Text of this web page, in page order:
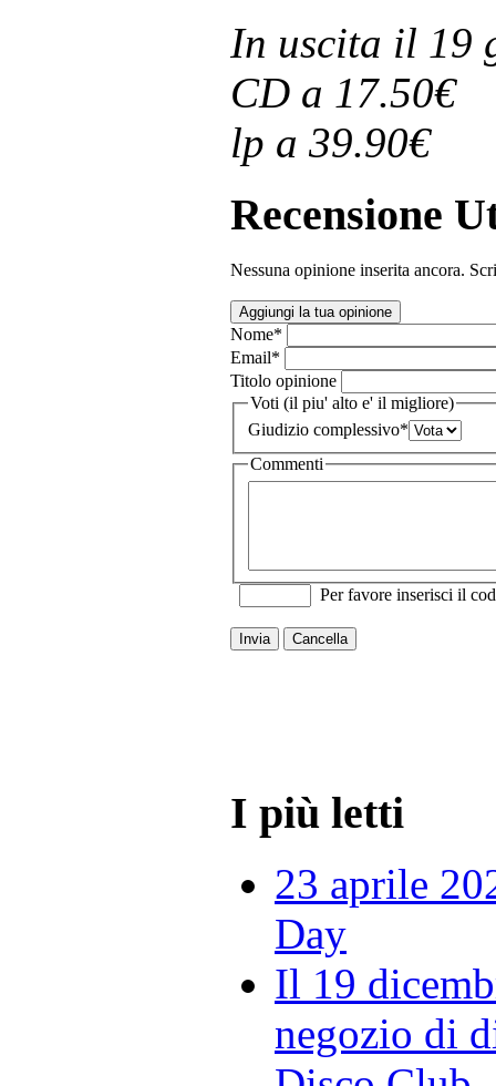
In uscita il 19
CD a 17.50€
lp a 39.90€
Recensione
Nessuna opinione inserita ancora.
Aggiungi la tua opinione
Nome*
Email*
Titolo opinione
Voti (il piu' alto e' il migliore)
Giudizio complessivo*
Commenti
Per favore inserisci il
Invia Cancella
I più letti
23 aprile
Day
Il 19
negozio di